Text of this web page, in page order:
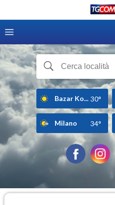
Bazar Ko... 30°
Milano 34°